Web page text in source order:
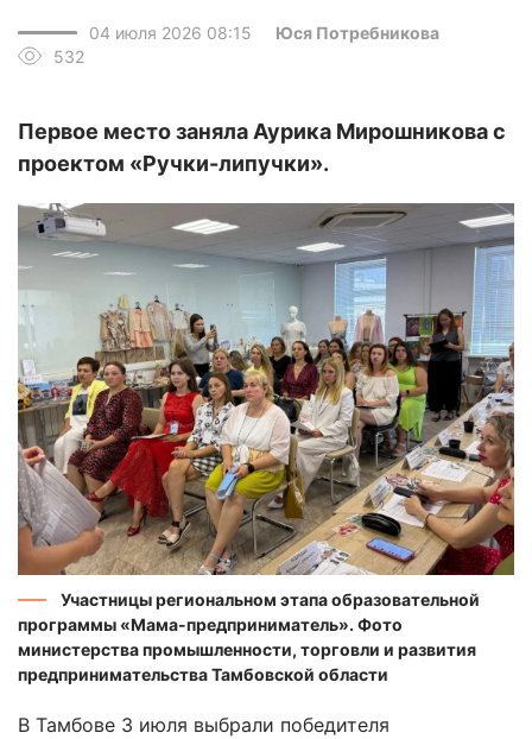
04 июля 2026 08:15
Юся Потребникова
532
Первое место заняла Аурика Мирошникова с
проектом «Ручки-липучки».
Участницы региональном этапа образовательной
программы «Мама-предприниматель». Фото
министерства промышленности, торговли и развития
предпринимательства Тамбовской области
В Тамбове 3 июля выбрали победителя